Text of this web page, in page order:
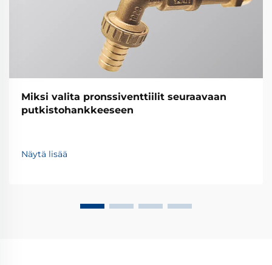
Miksi valita pronssiventtiilit seuraavaan
putkistohankkeeseen
Näytä lisää